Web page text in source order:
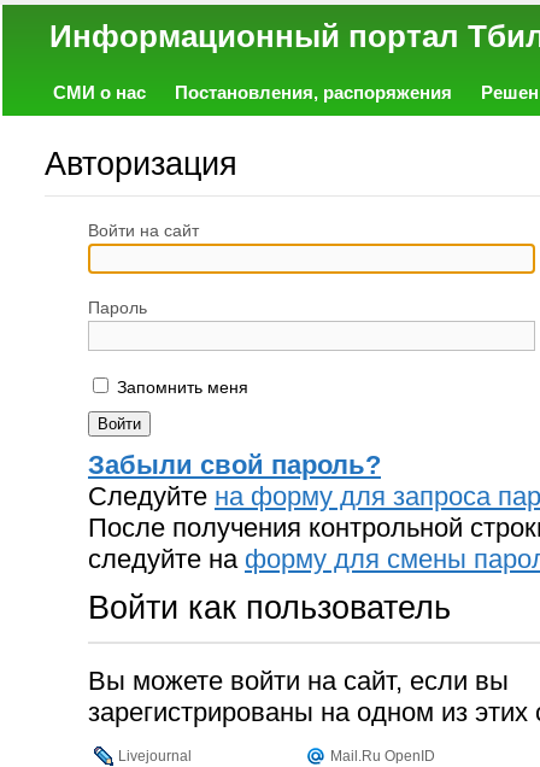
Информационный
СМИ о нас Постановления, распоряжения
Авторизация
Войти на сайт
Пароль
Запомнить меня
Забыли свой пароль?
Следуйте на форму для запроса
После получения контрольной
следуйте на форму для смены
Войти как пользователь
Вы можете войти на сайт, если вы
зарегистрированы на одном из этих
Livejournal Mail.Ru OpenID